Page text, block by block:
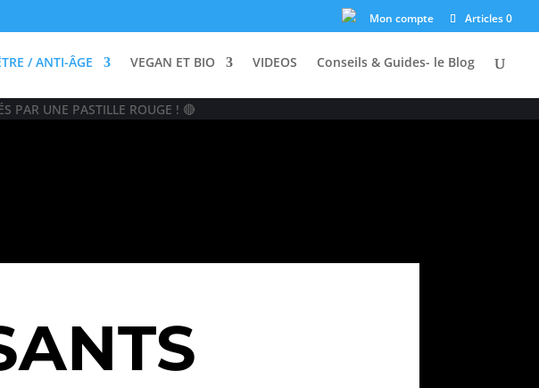
PAR UNE PASTILLE ROUGE ! 🔴
Mon compte Articles 0
/ ANTI-ÂGE VEGAN ET BIO VIDEOS Conseils & Guides- le Blog